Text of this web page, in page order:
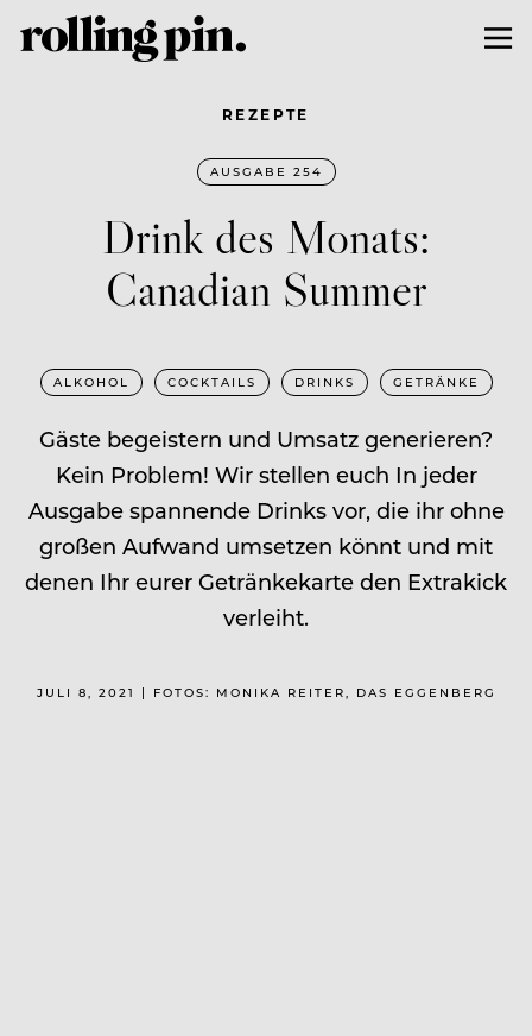
REZEPTE
AUSGABE 254
Drink des Monats:
Canadian Summer
ALKOHOL COCKTAILS DRINKS GETRÄNKE
Gäste begeistern und Umsatz generieren?
Kein Problem! Wir stellen euch In jeder
Ausgabe spannende Drinks vor, die ihr ohne
großen Aufwand umsetzen könnt und mit
denen Ihr eurer Getränkekarte den Extrakick
verleiht.
JULI 8, 2021 | FOTOS: MONIKA REITER, DAS EGGENBERG